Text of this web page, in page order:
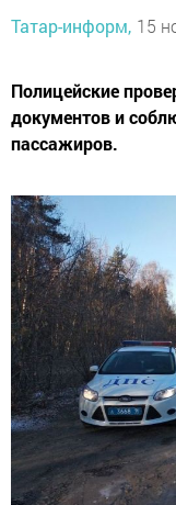
Татар-информ, 15
Полицейские
документов и
пассажиров.